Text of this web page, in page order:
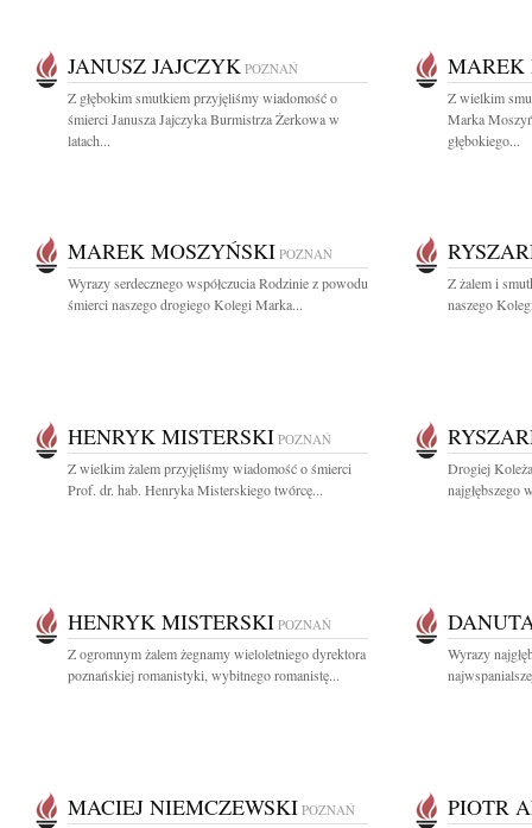
JANUSZ JAJCZYK POZNAŃ
Z głębokim smutkiem przyjęliśmy wiadomość o
śmierci Janusza Jajczyka Burmistrza Żerkowa w
latach...
MAREK
Z wielkim
Marka
głębokiego...
MAREK MOSZYŃSKI POZNAŃ
Wyrazy serdecznego współczucia Rodzinie z powodu
śmierci naszego drogiego Kolegi Marka...
Z żalem i
naszego
HENRYK MISTERSKI POZNAŃ
Z wielkim żalem przyjęliśmy wiadomość o śmierci
Prof. dr. hab. Henryka Misterskiego twórcę...
Drogiej
najgłębszego
HENRYK MISTERSKI POZNAŃ
Z ogromnym żalem żegnamy wieloletniego dyrektora
poznańskiej romanistyki, wybitnego romanistę...
Wyrazy
MACIEJ NIEMCZEWSKI POZNAŃ PIOTR